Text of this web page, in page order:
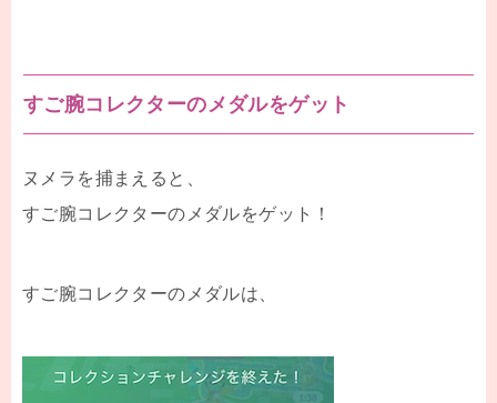
すご腕コレクターのメダルをゲット
ヌメラを捕まえると、
すご腕コレクターのメダルをゲット！
すご腕コレクターのメダルは、